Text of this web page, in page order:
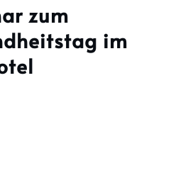
zum
im